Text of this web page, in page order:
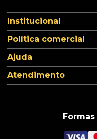
Institucional
Política comercial
Ajuda
Atendimento